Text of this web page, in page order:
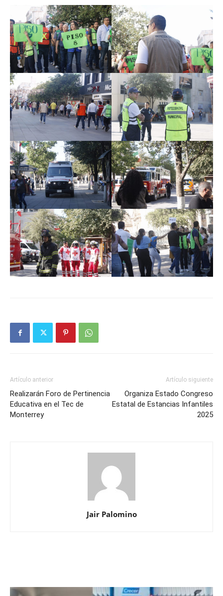
Artículo anterior
Realizarán Foro de Pertinencia
Educativa en el Tec de
Monterrey
Artículo siguiente
Organiza Estado Congreso
Estatal de Estancias Infantiles
2025
Jair Palomino